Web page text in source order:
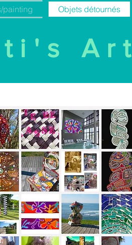
painting Objets détournés
Art